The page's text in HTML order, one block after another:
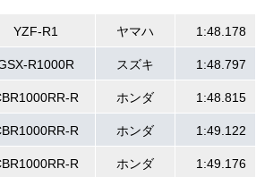
YZF-R1 ヤマハ 1:48.178
R1000R スズキ 1:48.797
R ホンダ 1:48.815
R ホンダ 1:49.122
R ホンダ 1:49.176